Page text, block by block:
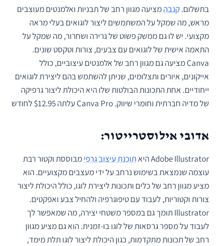
בתשלום.קנבהמציעה מגוון רחב של תבניות ואלמנטים מעוצבים
מראש, מה שמקל על המשתמשים ליצור לוגואים בעלי מראה
מקצועי. יש לו גם ממשק פשוט של גרירה ושחרור, מה שמקל על
התאמה אישית של לוגואים עם צבעים, צורות וטקסט שונים.
Canva מציעה גם מגוון רחב של אלמנטים עיצוביים, כולל
אייקונים, איורים ותצלומים, שניתן להשתמש בהם ליצירת לוגואים
ייחודיים. אחת התכונות הבולטות שלו היא היכולת ליצור גרפיקה
של מדיה חברתית וחומרי שיווק. Canva Pro עלתה $12.95 לחודש
אדובי אילוסטרייטור:
Adobe Illustrator היא תוכנת עיצוב גרפימבוססת וקטור רבת
עוצמה שנמצאת בשימוש נרחב על ידי מעצבים מקצועיים. הוא
מציע מגוון רחב של כלים ותכונות ליצירת לוגו, כולל היכולת ליצור
צורות וקטוריות, לעבוד עם טיפוגרפיה ולהחיל צבע ואפקטים.
Illustrator תומך גם במספר משטחי יצירה, מה שמאפשר לך
לעבוד על מספר גרסאות של לוגו בו-זמנית. הוא גם מציע מגוון
רחב של תכונות מתקדמות, כגון היכולת ליצור לוגו תלת מימד,